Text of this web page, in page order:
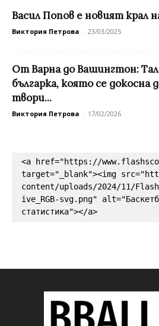
Васил Попов е новият крал
Виктория Петрова - 23/03/2025
От Варна до Вашингтон:
българка, която се докосна
твори...
Виктория Петрова - 17/02/2026
<a href="https://
target="_blank"><img
content/uploads/2024/11/
ive_RGB-svg.png"
статистика"></a>